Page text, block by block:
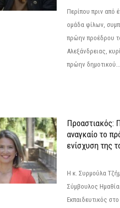
Περίπου πριν από
ομάδα φίλων,
πρώην προέδρου
Αλεξάνδρειας,
πρώην δημοτικού...
Προαστιακός:
αναγκαίο το
ενίσχυση της
Η κ. Συρμούλα
Σύμβουλος
Εκπαιδευτικός